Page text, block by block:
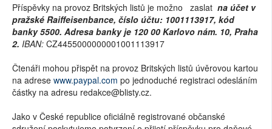
Příspěvky na provoz Britských listů je možno zaslat na účet v
pražské Raiffeisenbance, číslo účtu: 1001113917, kód
banky 5500. Adresa banky je 120 00 Karlovo nám. 10, Praha
2. IBAN: CZ4455000000001001113917
Čtenáři mohou přispět na provoz Britských listů úvěrovou kartou
na adrese www.paypal.com po jednoduché registraci odesláním
částky na adresu redakce@blisty.cz.
Jako v České republice oficiálně registrované občanské